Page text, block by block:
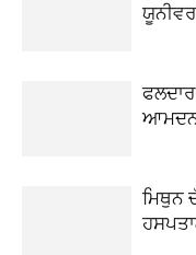
ਆਮਦਨ
ਮਿਥੁਨ